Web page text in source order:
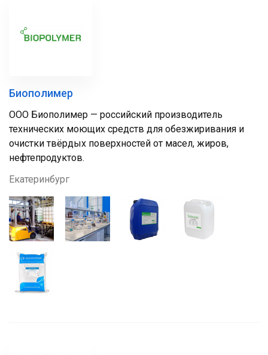
Биополимер
ООО Биополимер — российский производитель
технических моющих средств для обезжиривания и
очистки твёрдых поверхностей от масел, жиров,
нефтепродуктов.
Екатеринбург